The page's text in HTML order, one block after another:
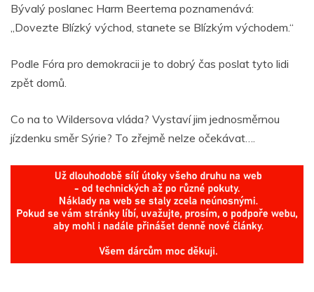
Bývalý poslanec Harm Beertema poznamenává:
„Dovezte Blízký východ, stanete se Blízkým východem.“
Podle Fóra pro demokracii je to dobrý čas poslat tyto lidi
zpět domů.
Co na to Wildersova vláda? Vystaví jim jednosměrnou
jízdenku směr Sýrie? To zřejmě nelze očekávat….